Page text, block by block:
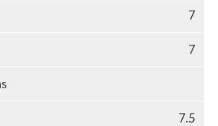
7
7
7.5